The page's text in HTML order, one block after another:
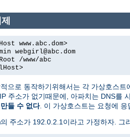
www.abc.dom>
webgirl@abc.dom
/www/abc
으로 동작하기위해서는 각 가상호스
주소가 없기때문에, 아파치는 DNS를
만들 수 없다. 이 가상호스트는 요청에
의 주소가 192.0.2.1이라고 가정하자. 그